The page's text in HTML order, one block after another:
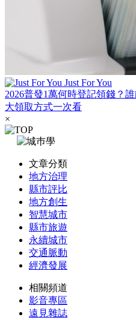
Just For You
2026普發1萬何時登記領錢？
大領取方式一次看
×
文章分類
地方治理
縣市評比
地方創生
智慧城市
縣市旅遊
永續城市
交通脈動
經濟發展
相關頻道
影音專區
遠見雜誌